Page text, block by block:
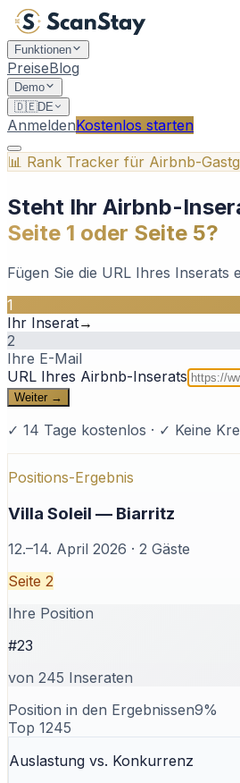
Funktionen
PreiseBlog
Demo
🇩🇪DE
AnmeldenKostenlos starten
📊 Rank Tracker für Airbnb-
Steht Ihr Airbnb-
Seite 1 oder Seite 5?
Fügen Sie die URL Ihres
1
Ihr Inserat→
2
Ihre E-Mail
URL Ihres Airbnb-Inserats
Weiter →
✓ 14 Tage kostenlos · ✓ Keine
Positions-Ergebnis
Villa Soleil — Biarritz
12.–14. April 2026 · 2 Gäste
Seite 2
Ihre Position
#23
von 245 Inseraten
Position in den Ergebnissen9%
Top 1245
Auslastung vs. Konkurrenz